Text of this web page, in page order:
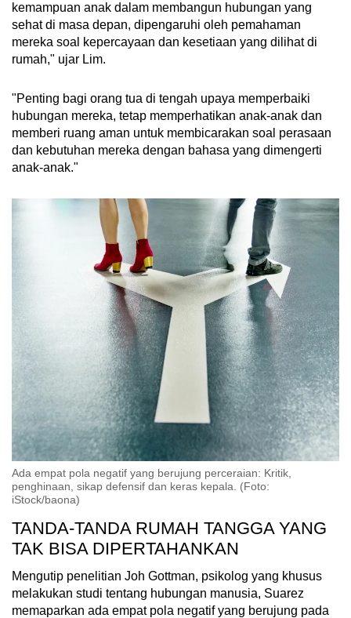
kemampuan anak dalam membangun hubungan yang
sehat di masa depan, dipengaruhi oleh pemahaman
mereka soal kepercayaan dan kesetiaan yang dilihat di
rumah," ujar Lim.
"Penting bagi orang tua di tengah upaya memperbaiki
hubungan mereka, tetap memperhatikan anak-anak dan
memberi ruang aman untuk membicarakan soal perasaan
dan kebutuhan mereka dengan bahasa yang dimengerti
anak-anak."
Ada empat pola negatif yang berujung perceraian: Kritik,
penghinaan, sikap defensif dan keras kepala. (Foto:
iStock/baona)
TANDA-TANDA RUMAH TANGGA YANG
TAK BISA DIPERTAHANKAN
Mengutip penelitian Joh Gottman, psikolog yang khusus
melakukan studi tentang hubungan manusia, Suarez
memaparkan ada empat pola negatif yang berujung pada